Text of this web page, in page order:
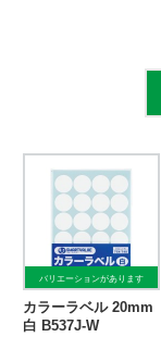
バリエーションがあります
カラーラベル 20mm
白 B537J-W